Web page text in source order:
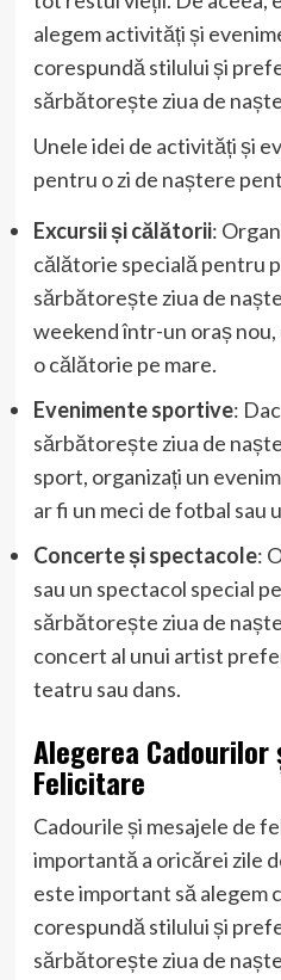
alegem activități și
corespundă stilului și
sărbătorește ziua de
Unele idei de activități și
pentru o zi de naștere
Excursii și călătorii:
călătorie specială pentru
sărbătorește ziua de
weekend într-un oraș nou,
o călătorie pe mare.
Evenimente sportive:
sărbătorește ziua de
sport, organizați un
ar fi un meci de fotbal sau
Concerte și spectacole:
sau un spectacol special
sărbătorește ziua de
concert al unui artist
teatru sau dans.
Alegerea
Felicitare
Cadourile și mesajele de
importantă a oricărei zile
este important să alegem
corespundă stilului și
sărbătorește ziua de